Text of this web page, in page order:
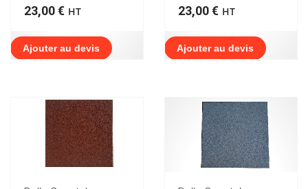
23,00€ HT
Ajouter au devis
23,00€ HT
Ajouter au devis